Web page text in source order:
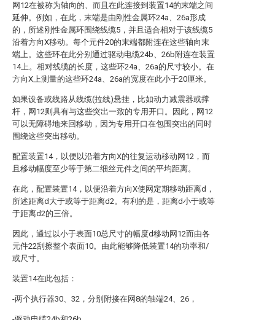
网12在被称为轴向的、而且在此连接到装置14的末端之间
延伸。例如，在此，末端是由刚性金属环24a、26a形成
的，所述刚性金属环围绕线缆5，并且适合相对于该线缆5
沿着方向X移动。每个元件20的末端都附连在这些轴向末
端上。这些环在此分别通过驱动电缆24b、26b附连在装置
14上。相对线缆的长度，这些环24a、26a的尺寸较小。在
方向X上测量的这些环24a、26a的宽度在此小于20厘米。
如果设备或线路从线缆(拉线)悬挂，比如动力减震器或撑
杆，网12则具有与这些突出一致的专用开口。因此，网12
可以无障碍地来回移动，因为专用开口在包围突出的同时
围绕这些突出移动。
配置装置14，以便以沿着方向X的往复运动移动网12，而
且移动幅度至少等于第二细丝元件之间的平均距离。
在此，配置装置14，以便沿着方向X使网定期移动距离d，
所述距离d大于或等于距离d2。有利的是，距离d小于或等
于距离d2的三倍。
因此，通过以小于表面10总尺寸的幅度d移动网12而由各
元件22刮擦整个表面10。由此能够降低装置14的功率和/
或尺寸。
装置14在此包括：
-两个执行器30、32，分别附接在网8的轴端24、26，